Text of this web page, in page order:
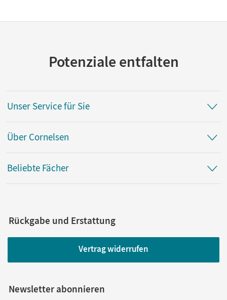
Potenziale entfalten
Unser Service für Sie
Über Cornelsen
Beliebte Fächer
Rückgabe und Erstattung
Vertrag widerrufen
Newsletter abonnieren